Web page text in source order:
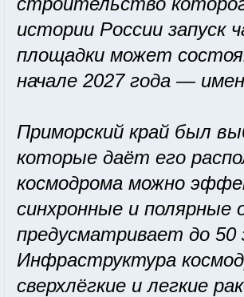
истории России запуск
площадки может
начале 2027 года —
Приморский край был
которые даёт его
космодрома можно
синхронные и
предусматривает до 50
Инфраструктура
сверхлёгкие и легкие